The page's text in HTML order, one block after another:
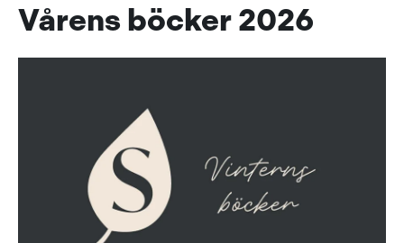
Vårens böcker 2026